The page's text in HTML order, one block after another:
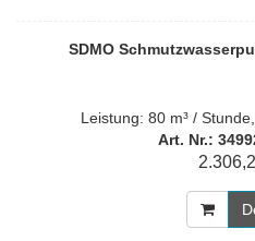
SDMO
Leistung: 80 m³ /
Art. Nr.: